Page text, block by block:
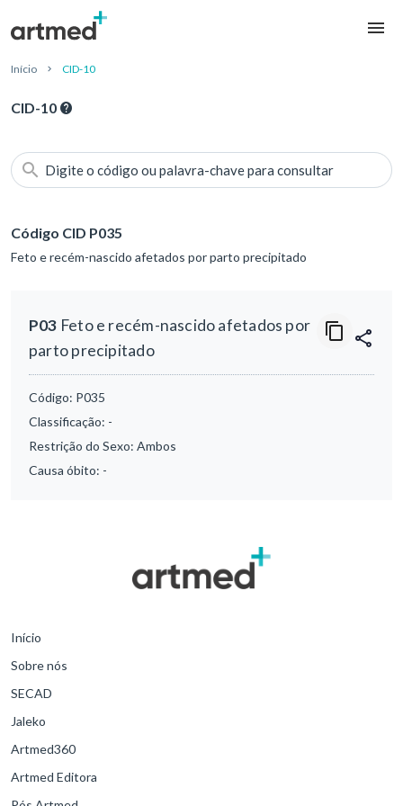
Início CID-10
CID-10
Digite o código ou palavra-chave para consultar
Código CID P035
Feto e recém-nascido afetados por parto precipitado
P03 Feto e recém-nascido afetados por
parto precipitado
Código: P035
Classificação: -
Restrição do Sexo: Ambos
Causa óbito: -
Início
Sobre nós
SECAD
Jaleko
Artmed360
Artmed Editora